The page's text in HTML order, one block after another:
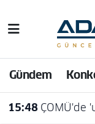
Gündem
15:48 ÇOMÜ'de
Hava
Trafik
Süper Lig